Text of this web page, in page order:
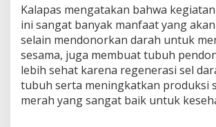
Kalapas mengatakan bahwa
ini sangat banyak manfaat yang
selain mendonorkan darah untuk
sesama, juga membuat tubuh
lebih sehat karena regenerasi sel
tubuh serta meningkatkan produksi
merah yang sangat baik untuk